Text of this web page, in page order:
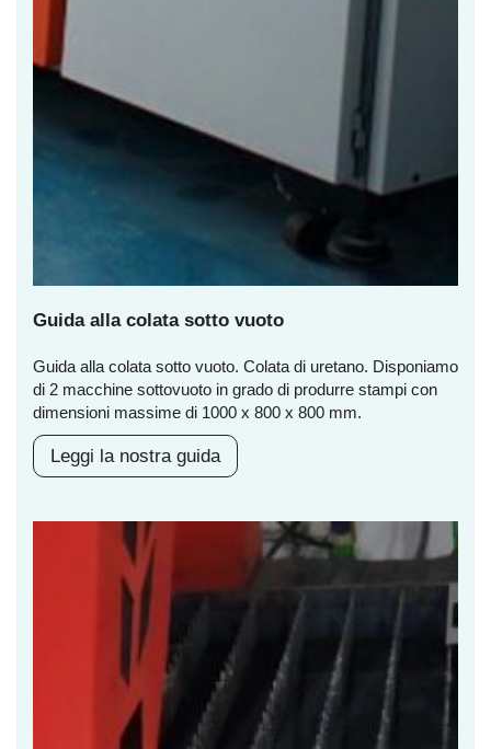
Guida alla colata sotto vuoto
Guida alla colata sotto vuoto. Colata di uretano. Disponiamo
di 2 macchine sottovuoto in grado di produrre stampi con
dimensioni massime di 1000 x 800 x 800 mm.
Leggi la nostra guida